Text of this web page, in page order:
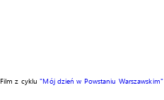
Film z cyklu"Mój dzień w Powstaniu Warszawskim"